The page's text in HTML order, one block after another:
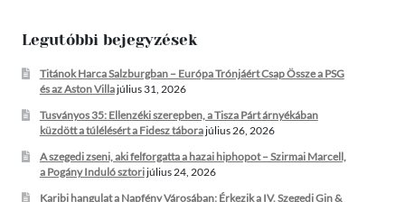
Legutóbbi bejegyzések
Titánok Harca Salzburgban – Európa Trónjáért Csap Össze a PSG
és az Aston Villajúlius 31, 2026
Tusványos 35: Ellenzéki szerepben, a Tisza Párt árnyékában
küzdött a túlélésért a Fidesz táborajúlius 26, 2026
A szegedi zseni, aki felforgatta a hazai hiphopot – Szirmai Marcell,
a Pogány Induló sztorijúlius 24, 2026
Karibi hangulat a Napfény Városában: Érkezik a IV. Szegedi Gin &